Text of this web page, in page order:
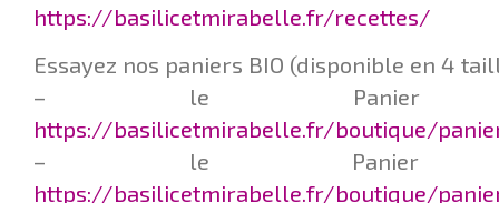
https://basilicetmirabelle.fr/recettes/
Essayez nos paniers BIO (disponible en 4
– le Panier
https://basilicetmirabelle.fr/boutique/
– le Panier
https://basilicetmirabelle.fr/boutique/